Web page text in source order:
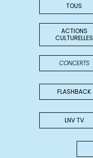
TOUS
ACTIONS
CULTURELLES
CONCERTS
FLASHBACK
LNV TV